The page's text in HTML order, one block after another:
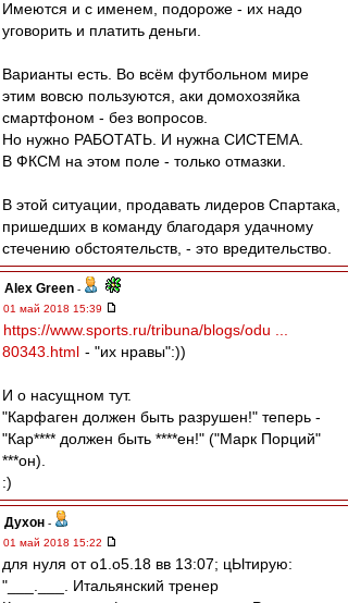
Имеются и с именем, подороже - их надо
уговорить и платить деньги.
Варианты есть. Во всём футбольном мире
этим вовсю пользуются, аки домохозяйка
смартфоном - без вопросов.
Но нужно РАБОТАТЬ. И нужна СИСТЕМА.
В ФКСМ на этом поле - только отмазки.
В этой ситуации, продавать лидеров Спартака,
пришедших в команду благодаря удачному
стечению обстоятельств, - это вредительство.
Alex Green -
01 май 2018 15:39
https://www.sports.ru/tribuna/blogs/odu ...
80343.html - "их нравы":))
И о насущном тут.
"Карфаген должен быть разрушен!" теперь -
"Кар**** должен быть ****ен!" ("Марк Порций"
***он).
:)
Духон -
01 май 2018 15:22
для нуля от о1.о5.18 вв 13:07; цЫтирую:
"___.___. Итальянский тренер